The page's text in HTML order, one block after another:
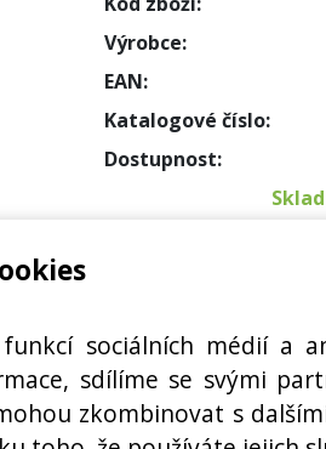
sociálních médií a
sdílíme se svými
zkombinovat s
Výrobce:
EAN:
Katalogové číslo:
Dostupnost:
Cena s DPH:
Cena bez DPH: